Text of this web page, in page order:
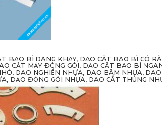
BAO BÌ DẠNG KHAY, DAO CẮT BAO BÌ CÓ
CẮT MÁY ĐÓNG GÓI, DAO CẮT BAO BÌ
DAO NGHIỀN NHỰA, DAO BĂM NHỰA,
DAO ĐÓNG GÓI NHỰA, DAO CẮT THÙNG